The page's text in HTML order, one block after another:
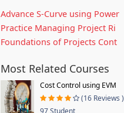
Advance S-Curve using Power
Practice Managing Project Ri
Foundations of Projects Cont
Most Related Courses
Cost Control using EVM
(16 Reviews )
97 Student